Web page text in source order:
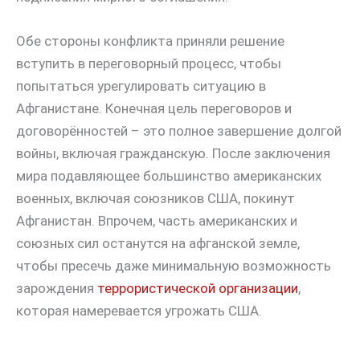
Обе стороны конфликта приняли решение
вступить в переговорный процесс, чтобы
попытаться урегулировать ситуацию в
Афганистане. Конечная цель переговоров и
договорённостей – это полное завершение долгой
войны, включая гражданскую. После заключения
мира подавляющее большинство американских
военных, включая союзников США, покинут
Афганистан. Впрочем, часть американских и
союзных сил останутся на афганской земле,
чтобы пресечь даже минимальную возможность
зарождения террористической организации,
которая намеревается угрожать США.